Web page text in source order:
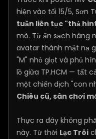
hiện vào tối 15/5, Sơn
tuần liên tục "thả
mò. Từ ẩn sạch hàng
avatar thành mặt nạ
"M" nhỏ giọt và phủ
lồ giữa TP.HCM — tất
một chiến dịch "con
Chiêu cũ, sân chơi
Thực ra đây không
này. Từ thời Lạc Trôi